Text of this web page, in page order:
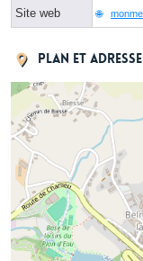
Site web
Plan et adresse